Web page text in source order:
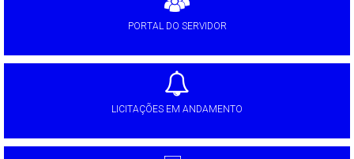
PORTAL DO SERVIDOR
LICITAÇÕES EM ANDAMENTO